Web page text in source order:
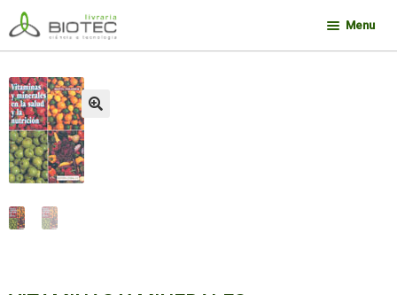
Pular
para
navegação
Pular
para
o
conteúdo
Menu